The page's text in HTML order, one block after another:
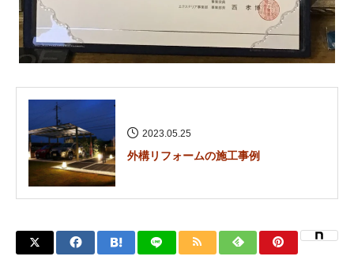
2023.05.25
外構リフォームの施工事例